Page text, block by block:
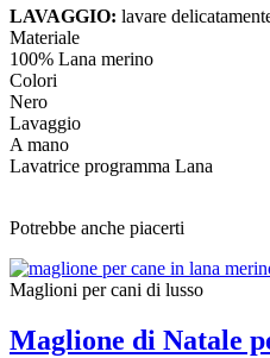
LAVAGGIO: lavare
Materiale
100% Lana merino
Colori
Nero
Lavaggio
A mano
Lavatrice programma Lana
Potrebbe anche piacerti
Maglioni per cani di lusso
Maglione di Natale